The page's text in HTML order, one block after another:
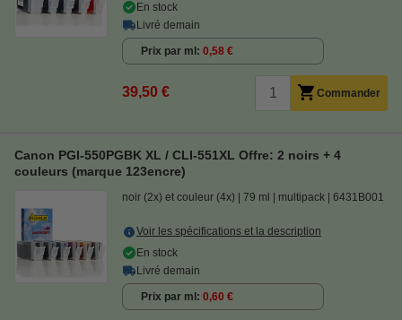
En stock
Livré demain
Prix par ml 0,58 €
39,50 € Commander
Canon PGI-550PGBK XL / CLI-551XL Offre: 2 noirs + 4
couleurs (marque 123encre)
noir (2x) et couleur (4x) 79 ml multipack 6431B001
Voir les spécifications et la description
En stock
Livré demain
Prix par ml 0,60 €